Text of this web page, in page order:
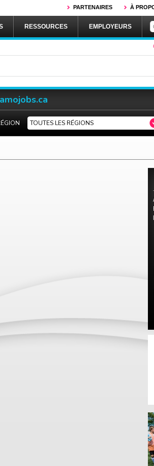
À
PARTENAIRES
EMPLOYEURS
RESSOURCES
TOUTES LES RÉGIONS